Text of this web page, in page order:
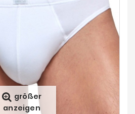
größer
anzeigen